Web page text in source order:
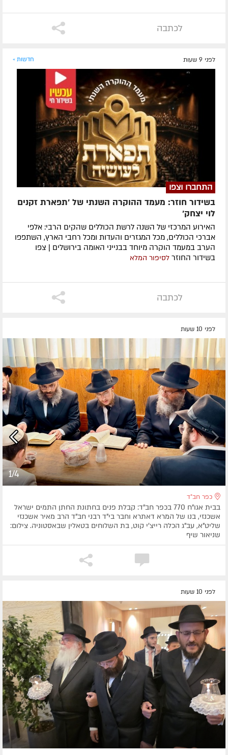
לכתבה
לפני 9 שעות חדשות »
התחברו וצפו
בשידור חוזר: מעמד ההוקרה השנתי של 'תפארת זקנים
לוי יצחק'
האירוע המרכזי של השנה לרשת הכוללים שהקים הרבי: אלפי
אברכי הכוללים, מכל המגזרים והעדות ומכל רחבי הארץ, השתפפו
הערב במעמד הוקרה מיוחד בבנייני האומה בירושלים | צפו
בשידור החוזר לסיפור המלא
לכתבה
לפני 10 שעות
1/4
כפר חב"ד
בבית אגו"ח 770 בכפר חב"ד: קבלת פנים בחתונת החתן התמים ישראל
אשכנזי, בנו של המרא דאתרא וחבר בי"ד רבני חב"ד הרב מאיר אשכנזי
שליט"א, עב"ג הכלה רייצ'י קוט, בת השלוחים בטאלין שבאסטוניה. צילום:
שניאור שיף
לפני 10 שעות